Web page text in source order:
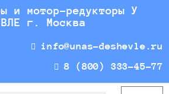
и мотор-редукторы У
г. Москва
info@unas-deshevle.ru
8 (800) 333-45-77